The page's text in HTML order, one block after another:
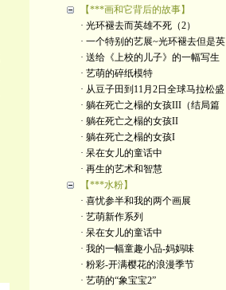
【***画和它背后的故事】
· 光环褪去而英雄不死（2）
· 一个特别的艺展~光环褪去但是英
· 送给《上校的儿子》的一幅写生
· 艺萌的碎纸模特
· 从豆子田到11月2日全球马拉松盛
· 躺在死亡之榻的女孩III（结局篇
· 躺在死亡之榻的女孩II
· 躺在死亡之榻的女孩I
· 呆在女儿的童话中
· 再生的艺术和智慧
【***水粉】
· 喜忧参半和我的两个画展
· 艺萌新作系列
· 呆在女儿的童话中
· 我的一幅童趣小品-妈妈味
· 粉彩-开满樱花的浪漫季节
· 艺萌的“象宝宝2”